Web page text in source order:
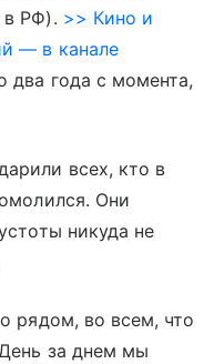
в РФ). >> Кино и
— в канале
два года с момента,
всех, кто в
Они
никуда не
рядом, во всем, что
за днем мы